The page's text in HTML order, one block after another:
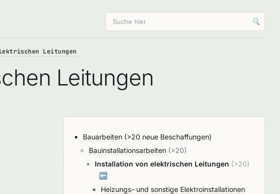
🔍
Leitungen
Leitungen
Bauarbeiten(>20 neue Beschaffungen)
Bauinstallationsarbeiten(>20)
Installation von elektrischen Leitungen (>20)
⬅️
Heizungs- und sonstige Elektroinstallationen